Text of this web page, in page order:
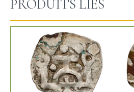
PRODUITS LIÉS